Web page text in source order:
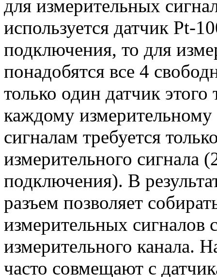
для измерительных
используется датчик Pt-
подключения, то для
понадобятся все 4
только один датчик
каждому
сигналам требуется
измерительного сигнала
подключения). В
разъем позволяет
измерительных сигналов
измерительного канала.
часто совмещают с